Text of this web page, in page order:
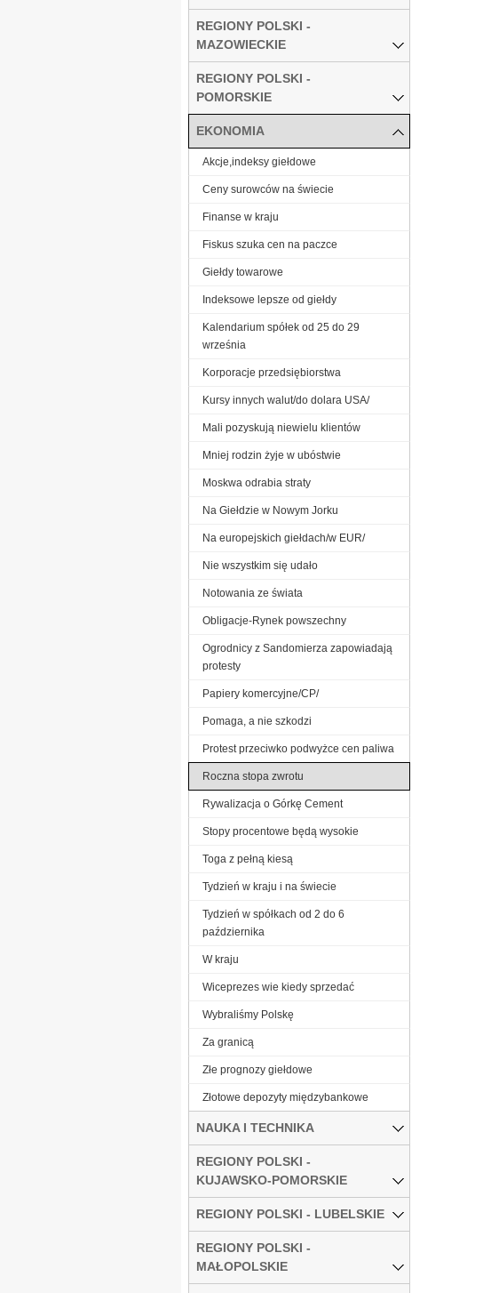
REGIONY POLSKI -
MAZOWIECKIE
REGIONY POLSKI -
POMORSKIE
EKONOMIA
Akcje,indeksy giełdowe
Ceny surowców na świecie
Finanse w kraju
Fiskus szuka cen na paczce
Giełdy towarowe
Indeksowe lepsze od giełdy
Kalendarium spółek od 25 do 29
września
Korporacje przedsiębiorstwa
Kursy innych walut/do dolara USA/
Mali pozyskują niewielu klientów
Mniej rodzin żyje w ubóstwie
Moskwa odrabia straty
Na Giełdzie w Nowym Jorku
Na europejskich giełdach/w EUR/
Nie wszystkim się udało
Notowania ze świata
Obligacje-Rynek powszechny
Ogrodnicy z Sandomierza zapowiadają
protesty
Papiery komercyjne/CP/
Pomaga, a nie szkodzi
Protest przeciwko podwyżce cen paliwa
Roczna stopa zwrotu
Rywalizacja o Górkę Cement
Stopy procentowe będą wysokie
Toga z pełną kiesą
Tydzień w kraju i na świecie
Tydzień w spółkach od 2 do 6
października
W kraju
Wiceprezes wie kiedy sprzedać
Wybraliśmy Polskę
Za granicą
Złe prognozy giełdowe
Złotowe depozyty międzybankowe
NAUKA I TECHNIKA
REGIONY POLSKI -
KUJAWSKO-POMORSKIE
REGIONY POLSKI - LUBELSKIE
REGIONY POLSKI -
MAŁOPOLSKIE